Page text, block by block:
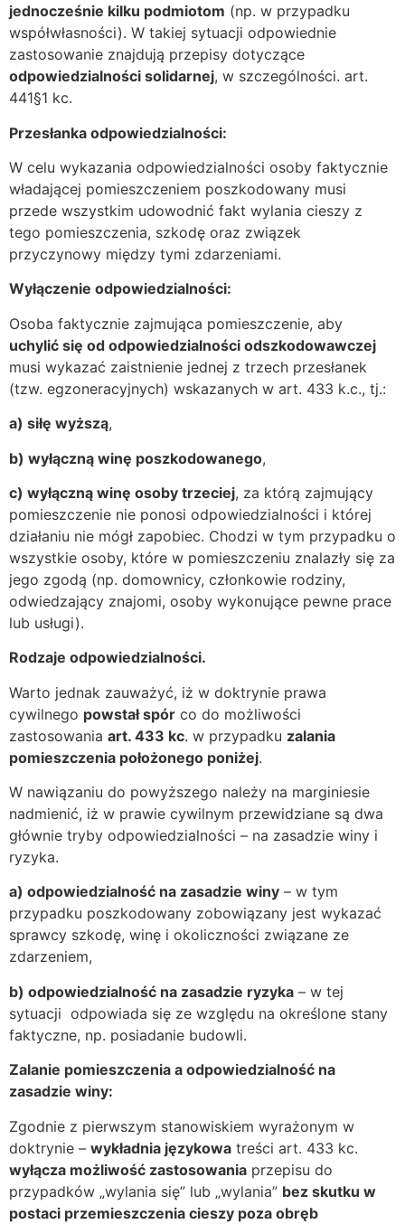
jednocześnie kilku podmiotom (np. w przypadku
współwłasności). W takiej sytuacji odpowiednie
zastosowanie znajdują przepisy dotyczące
odpowiedzialności solidarnej, w szczególności. art.
441§1 kc.
Przesłanka odpowiedzialności:
W celu wykazania odpowiedzialności osoby faktycznie
władającej pomieszczeniem poszkodowany musi
przede wszystkim udowodnić fakt wylania cieszy z
tego pomieszczenia, szkodę oraz związek
przyczynowy między tymi zdarzeniami.
Wyłączenie odpowiedzialności:
Osoba faktycznie zajmująca pomieszczenie, aby
uchylić się od odpowiedzialności odszkodowawczej
musi wykazać zaistnienie jednej z trzech przesłanek
(tzw. egzoneracyjnych) wskazanych w art. 433 k.c., tj.:
a) siłę wyższą,
b) wyłączną winę poszkodowanego,
c) wyłączną winę osoby trzeciej, za którą zajmujący
pomieszczenie nie ponosi odpowiedzialności i której
działaniu nie mógł zapobiec. Chodzi w tym przypadku o
wszystkie osoby, które w pomieszczeniu znalazły się za
jego zgodą (np. domownicy, członkowie rodziny,
odwiedzający znajomi, osoby wykonujące pewne prace
lub usługi).
Rodzaje odpowiedzialności.
Warto jednak zauważyć, iż w doktrynie prawa
cywilnego powstał spór co do możliwości
zastosowania art. 433 kc. w przypadku zalania
pomieszczenia położonego poniżej.
W nawiązaniu do powyższego należy na marginiesie
nadmienić, iż w prawie cywilnym przewidziane są dwa
głównie tryby odpowiedzialności – na zasadzie winy i
ryzyka.
a) odpowiedzialność na zasadzie winy – w tym
przypadku poszkodowany zobowiązany jest wykazać
sprawcy szkodę, winę i okoliczności związane ze
zdarzeniem,
b) odpowiedzialność na zasadzie ryzyka – w tej
sytuacji odpowiada się ze względu na określone stany
faktyczne, np. posiadanie budowli.
Zalanie pomieszczenia a odpowiedzialność na
zasadzie winy:
Zgodnie z pierwszym stanowiskiem wyrażonym w
doktrynie – wykładnia językowa treści art. 433 kc.
wyłącza możliwość zastosowania przepisu do
przypadków „wylania się” lub „wylania” bez skutku w
postaci przemieszczenia cieszy poza obręb